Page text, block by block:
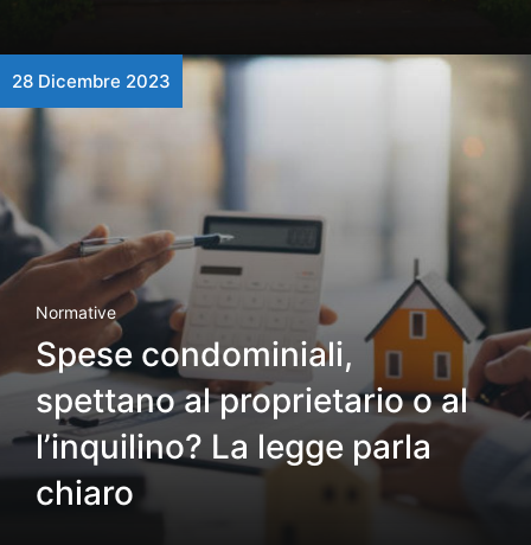
28 Dicembre 2023
Normative
Spese condominiali,
spettano al proprietario o al
l’inquilino? La legge parla
chiaro